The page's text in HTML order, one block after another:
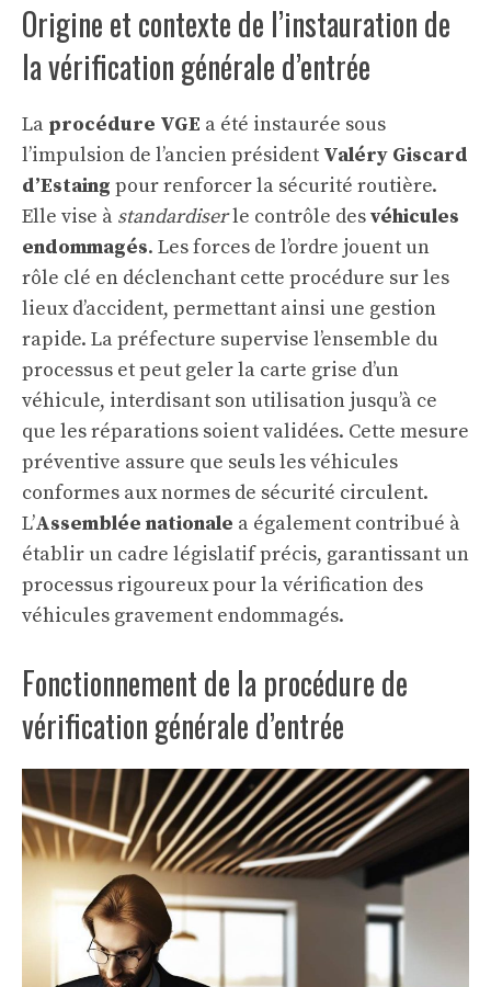
Origine et contexte de l’instauration de
la vérification générale d’entrée
La procédure VGE a été instaurée sous
l’impulsion de l’ancien président Valéry Giscard
d’Estaing pour renforcer la sécurité routière.
Elle vise à standardiserle contrôle desvéhicules
endommagés. Les forces de l’ordre jouent un
rôle clé en déclenchant cette procédure sur les
lieux d’accident, permettant ainsi une gestion
rapide. La préfecture supervise l’ensemble du
processus et peut geler la carte grise d’un
véhicule, interdisant son utilisation jusqu’à ce
que les réparations soient validées. Cette mesure
préventive assure que seuls les véhicules
conformes aux normes de sécurité circulent.
L’Assemblée nationale a également contribué à
établir un cadre législatif précis, garantissant un
processus rigoureux pour la vérification des
véhicules gravement endommagés.
Fonctionnement de la procédure de
vérification générale d’entrée